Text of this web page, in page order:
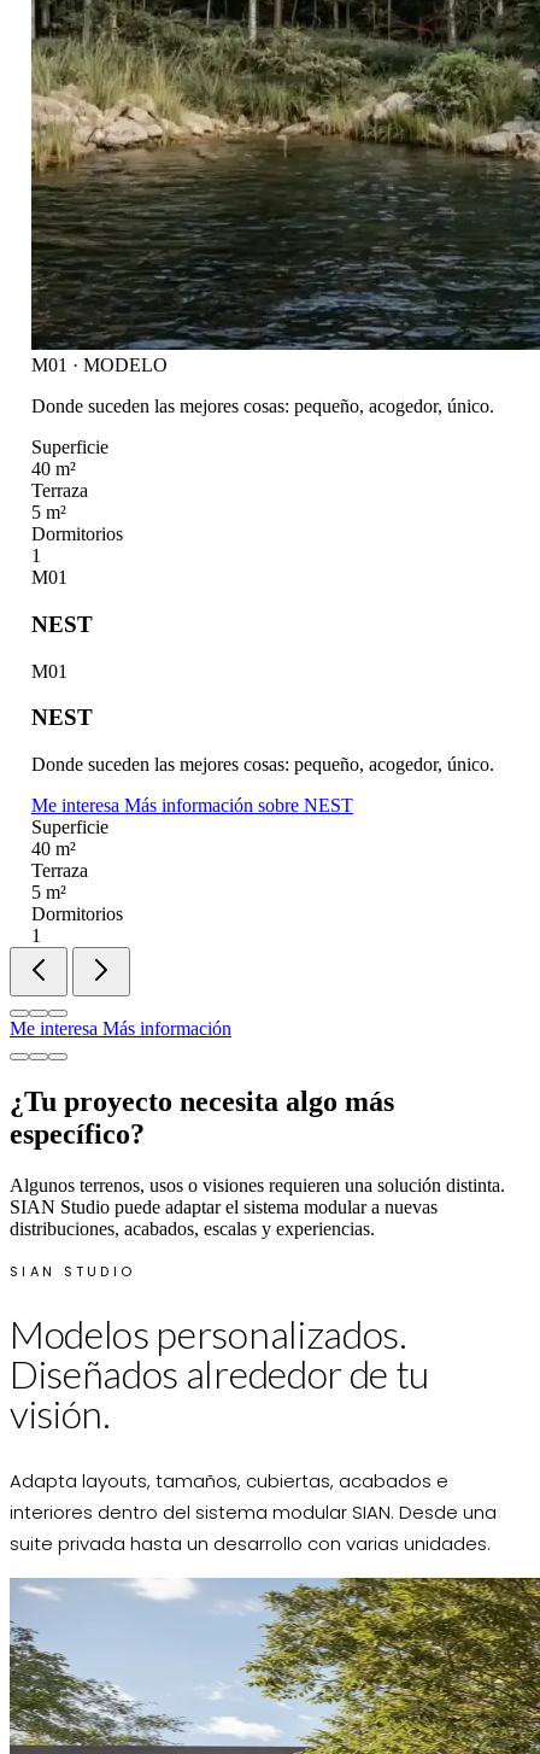
M01 · MODELO
Donde suceden las mejores cosas: pequeño, acogedor, único.
Superficie
40 m²
Terraza
5 m²
Dormitorios
1
M01
NEST
M01
NEST
Donde suceden las mejores cosas: pequeño, acogedor, único.
Me interesa Más información sobre NEST
Superficie
40 m²
Terraza
5 m²
Dormitorios
1
Me interesa Más información
¿Tu proyecto necesita algo más
específico?
Algunos terrenos, usos o visiones requieren una solución distinta.
SIAN Studio puede adaptar el sistema modular a nuevas
distribuciones, acabados, escalas y experiencias.
SIAN STUDIO
Modelos personalizados.
Diseñados alrededor de tu
visión.
Adapta layouts, tamaños, cubiertas, acabados e
interiores dentro del sistema modular SIAN. Desde una
suite privada hasta un desarrollo con varias unidades.